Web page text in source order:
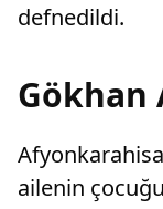
defnedildi.
Gökhan
ailenin